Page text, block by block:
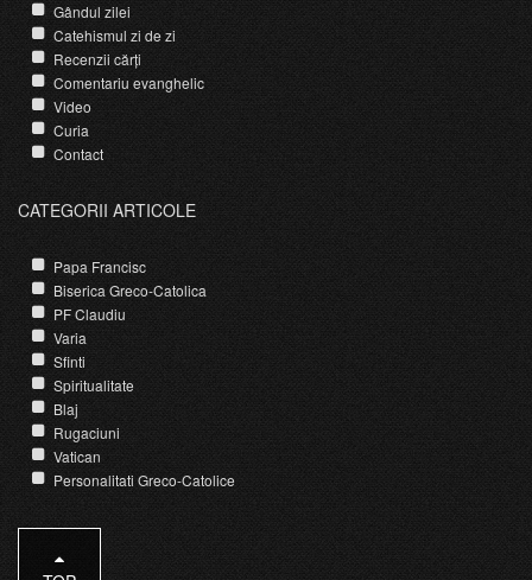
Gândul zilei
Catehismul zi de zi
Recenzii cărți
Comentariu evanghelic
Video
Curia
Contact
CATEGORII ARTICOLE
Papa Francisc
Biserica Greco-Catolica
PF Claudiu
Varia
Sfinti
Spiritualitate
Blaj
Rugaciuni
Vatican
Personalitati Greco-Catolice